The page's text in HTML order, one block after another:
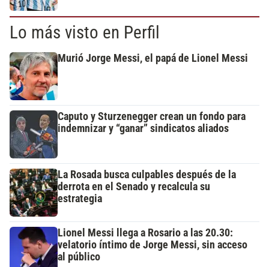
Lo más visto en Perfil
Murió Jorge Messi, el papá de Lionel Messi
Caputo y Sturzenegger crean un fondo para
indemnizar y “ganar” sindicatos aliados
La Rosada busca culpables después de la
derrota en el Senado y recalcula su
estrategia
Lionel Messi llega a Rosario a las 20.30:
velatorio íntimo de Jorge Messi, sin acceso
al público